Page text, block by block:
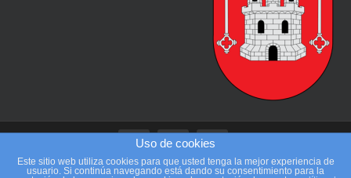
Uso de cookies
Este sitio web utiliza cookies para que usted tenga la mejor experiencia de
usuario. Si continúa navegando está dando su consentimiento para la